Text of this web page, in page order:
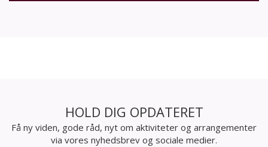
HOLD DIG OPDATERET
Få ny viden, gode råd, nyt om aktiviteter og arrangementer
via vores nyhedsbrev og sociale medier.